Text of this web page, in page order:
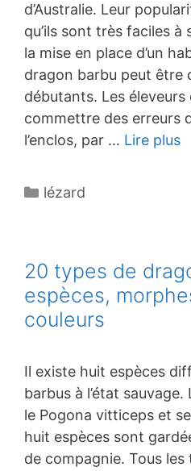
d’Australie. Leur
qu’ils sont très faciles à
la mise en place d’un
dragon barbu peut être
débutants. Les
commettre des erreurs
l’enclos, par … Lire plus
Catégories
lézard
20 types de
espèces,
couleurs
Il existe huit espèces
barbus à l’état
le Pogona vitticeps et
huit espèces sont
de compagnie. Tous